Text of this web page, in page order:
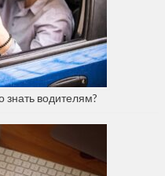
водителям?